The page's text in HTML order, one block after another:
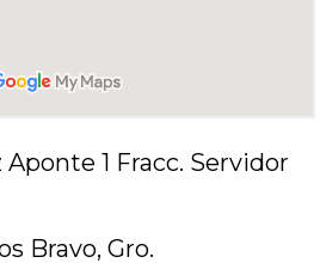
1 Fracc. Servidor
Bravo, Gro.